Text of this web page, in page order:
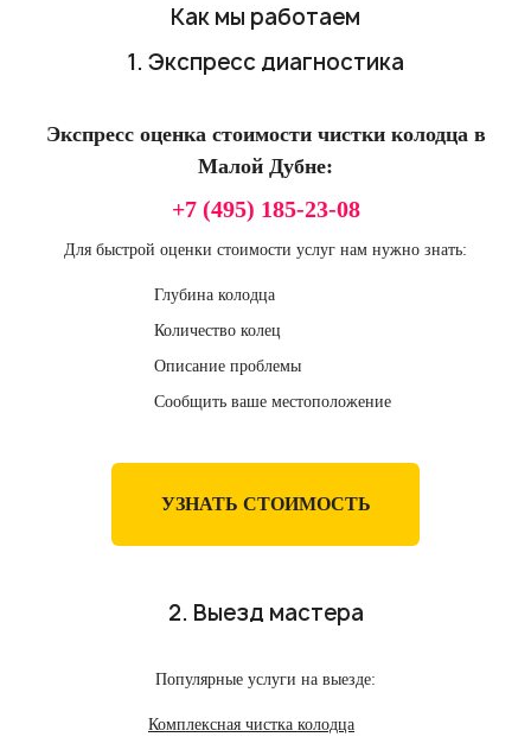
Как мы работаем
1. Экспресс диагностика
Экспресс оценка стоимости чистки колодца в
Малой Дубне:
+7 (495) 185-23-08
Для быстрой оценки стоимости услуг нам нужно знать:
Глубина колодца
Количество колец
Описание проблемы
Сообщить ваше местоположение
УЗНАТЬ СТОИМОСТЬ
2. Выезд мастера
Популярные услуги на выезде:
Комплексная чистка колодца